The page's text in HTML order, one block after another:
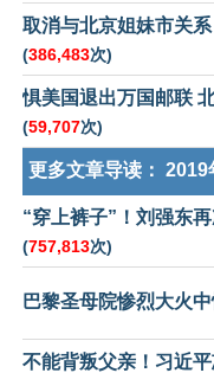
取消与北京姐妹市关
(386,483次)
惧美国退出万国邮联
(59,707次)
更多文章导读： 2019
“穿上裤子”！刘强东
(757,813次)
巴黎圣母院惨烈大火
不能背叛父亲！习近